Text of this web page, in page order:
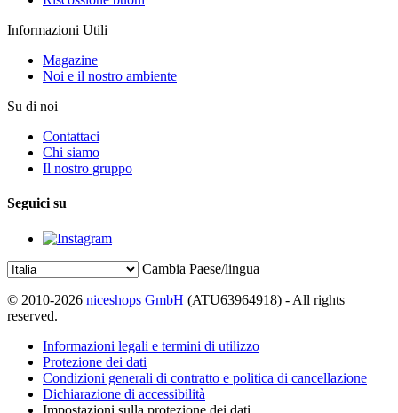
Informazioni Utili
Magazine
Noi e il nostro ambiente
Su di noi
Contattaci
Chi siamo
Il nostro gruppo
Seguici su
Cambia Paese/lingua
© 2010-2026 niceshops GmbH (ATU63964918) - All rights
reserved.
Informazioni legali e termini di utilizzo
Protezione dei dati
Condizioni generali di contratto e politica di cancellazione
Dichiarazione di accessibilità
Impostazioni sulla protezione dei dati